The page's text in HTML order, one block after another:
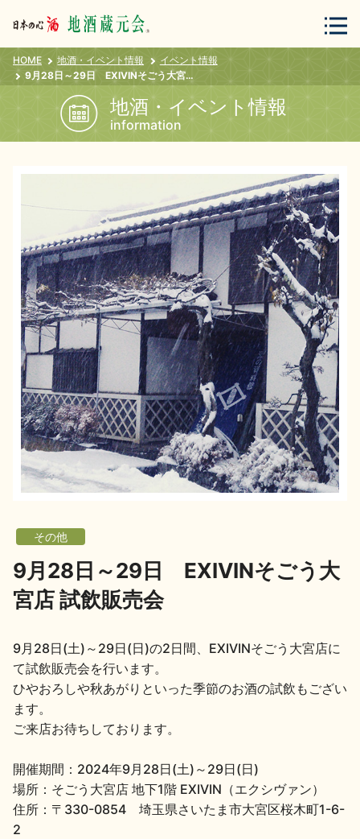
会員登録 ログイン
地酒・蔵元について
蔵元紀行 地酒カタログ
地酒用語集 地酒解体新書
お楽しみコンテンツ
HOME 地酒・イベント情報
イベント情報
9月28日～29日 EXIVINそごう大宮店 試飲販売会
地酒・イベント情報
information
その他
9月28日～29日 EXIVINそごう大
宮店 試飲販売会
9月28日(土)～29日(日)の2日間、EXIVINそごう大宮店に
て試飲販売会を行います。
ひやおろしや秋あがりといった季節のお酒の試飲もござい
ます。
ご来店お待ちしております。
開催期間：2024年9月28日(土)～29日(日)
場所：そごう大宮店 地下1階 EXIVIN（エクシヴァン）
住所：〒330-0854 埼玉県さいたま市大宮区桜木町1-6-
2